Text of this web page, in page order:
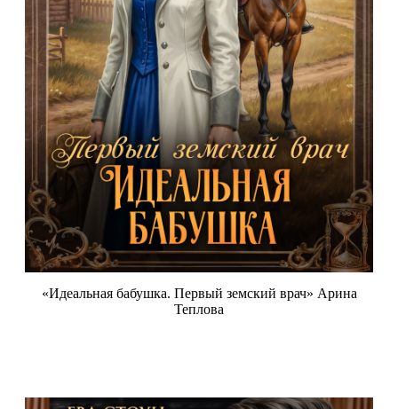
«Идеальная бабушка. Первый земский врач» Арина
Теплова